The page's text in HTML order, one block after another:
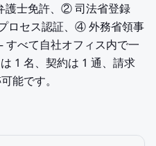
護士免許、② 司法省登録
セス認証、④ 外務省領事
べて自社オフィス内で一
1 名、契約は 1 通、請求
能です。